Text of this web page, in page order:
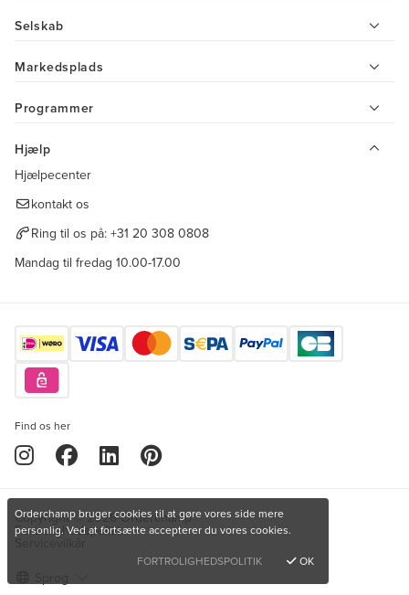
Selskab
Markedsplads
Programmer
Hjælp
Hjælpecenter
kontakt os
Ring til os på: +31 20 308 0808
Mandag til fredag 10.00-17.00
Find os her
Copyright © 2026 Orderchamp
Fortrolighedspolitik
Orderchamp bruger cookies til at gøre vores side mere
personlig. Ved at fortsætte accepterer du vores cookies.
FORTROLIGHEDSPOLITIK
OK